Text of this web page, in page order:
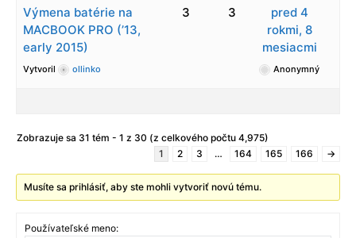
Výmena batérie na
MACBOOK PRO (’13,
early 2015)
Vytvoril ollinko
3 3
pred 4
rokmi, 8
mesiacmi
Anonymný
Zobrazuje sa 31 tém - 1 z 30 (z celkového počtu 4,975)
1
2 3 … 164 165 166 →
Musíte sa prihlásiť, aby ste mohli vytvoriť novú tému.
Používateľské meno: